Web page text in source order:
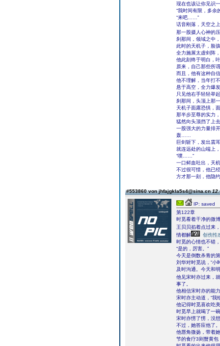
现在也该让你见识
“我时间有限，多余
“来吧……”
话音刚落，天空之
那一股摄人心神的
刹那间，领域之中
此时的天机子，脸
全力施展太虚剑阵
他此刻终于明白，
原来，自己那些所
而且，他有这种自
他不理解，当年打
悬于高空，全力爆
只见他右手轻轻举
刹那间，头顶上那
天机子面露恐惧，
那半步至尊的实力
猛然向头顶挡了上
一股强大的力量排
轰……
巨剑斩下，发出震
就连远处的山端上
“噗……”
一口鲜血吐出，天
不过很可惜，他已
方才那一刻，他隐
#553860 von jhfajgkla5s4@sina.cn
IP: saved
第122章
时觅看着干净的微
王贝贝掐着点过来
情都解
创伤性
时觅的心情也不错
“是的，厉害。”
今天是倒数杀青的
刘华对时觅说，“
及时沟通。今天和
他见宋时亦过来，
事了。
他相信宋时亦的能
宋时亦主动道，“我
他记得时觅喜欢吃
时觅早上就喝了一
宋时亦愣了愣，没
不过，她答应他了。
他唇角微扬，带着
节的食疗3则蟹黄